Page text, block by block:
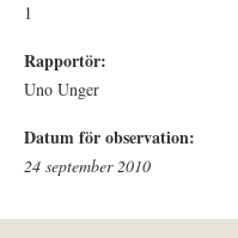
1
Rapportör:
Uno Unger
Datum för observation:
24 september 2010